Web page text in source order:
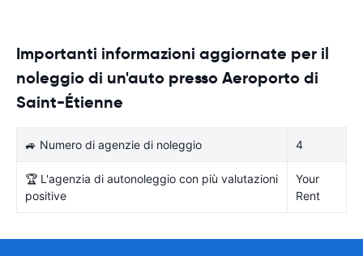
Importanti informazioni aggiornate per il
noleggio di un'auto presso Aeroporto di
Saint-Étienne
🚙 Numero di agenzie di noleggio 4
🏆 L'agenzia di autonoleggio con più valutazioni
positive
Your
Rent